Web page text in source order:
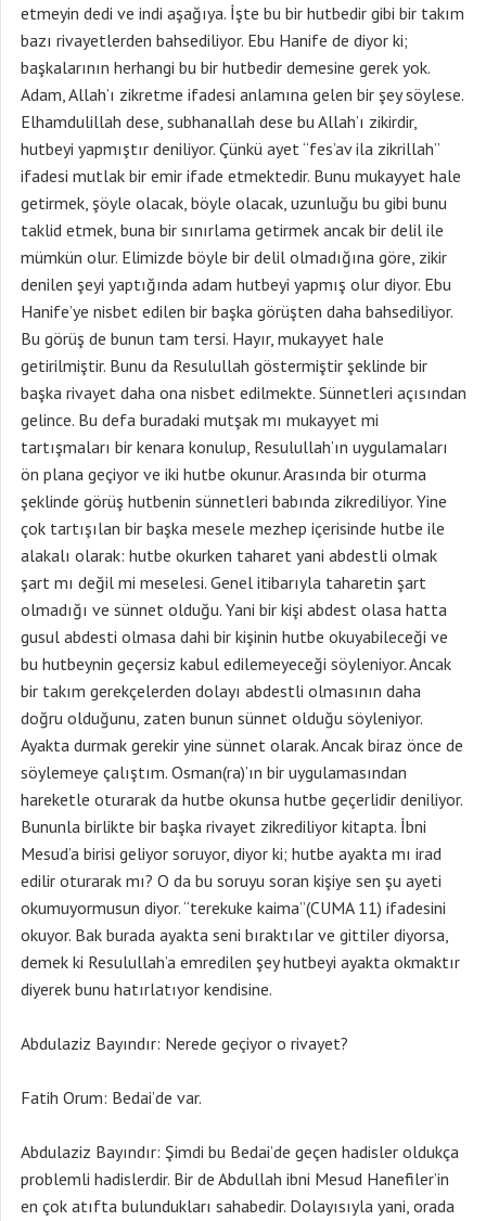
etmeyin dedi ve indi aşağıya. İşte bu bir hutbedir gibi bir takım
bazı rivayetlerden bahsediliyor. Ebu Hanife de diyor ki;
başkalarının herhangi bu bir hutbedir demesine gerek yok.
Adam, Allah’ı zikretme ifadesi anlamına gelen bir şey söylese.
Elhamdulillah dese, subhanallah dese bu Allah’ı zikirdir,
hutbeyi yapmıştır deniliyor. Çünkü ayet “fes’av ila zikrillah”
ifadesi mutlak bir emir ifade etmektedir. Bunu mukayyet hale
getirmek, şöyle olacak, böyle olacak, uzunluğu bu gibi bunu
taklid etmek, buna bir sınırlama getirmek ancak bir delil ile
mümkün olur. Elimizde böyle bir delil olmadığına göre, zikir
denilen şeyi yaptığında adam hutbeyi yapmış olur diyor. Ebu
Hanife’ye nisbet edilen bir başka görüşten daha bahsediliyor.
Bu görüş de bunun tam tersi. Hayır, mukayyet hale
getirilmiştir. Bunu da Resulullah göstermiştir şeklinde bir
başka rivayet daha ona nisbet edilmekte. Sünnetleri açısından
gelince. Bu defa buradaki mutşak mı mukayyet mi
tartışmaları bir kenara konulup, Resulullah’ın uygulamaları
ön plana geçiyor ve iki hutbe okunur. Arasında bir oturma
şeklinde görüş hutbenin sünnetleri babında zikrediliyor. Yine
çok tartışılan bir başka mesele mezhep içerisinde hutbe ile
alakalı olarak: hutbe okurken taharet yani abdestli olmak
şart mı değil mi meselesi. Genel itibarıyla taharetin şart
olmadığı ve sünnet olduğu. Yani bir kişi abdest olasa hatta
gusul abdesti olmasa dahi bir kişinin hutbe okuyabileceği ve
bu hutbeynin geçersiz kabul edilemeyeceği söyleniyor. Ancak
bir takım gerekçelerden dolayı abdestli olmasının daha
doğru olduğunu, zaten bunun sünnet olduğu söyleniyor.
Ayakta durmak gerekir yine sünnet olarak. Ancak biraz önce de
söylemeye çalıştım. Osman(ra)’ın bir uygulamasından
hareketle oturarak da hutbe okunsa hutbe geçerlidir deniliyor.
Bununla birlikte bir başka rivayet zikrediliyor kitapta. İbni
Mesud’a birisi geliyor soruyor, diyor ki; hutbe ayakta mı irad
edilir oturarak mı? O da bu soruyu soran kişiye sen şu ayeti
okumuyormusun diyor. “terekuke kaima”(CUMA 11) ifadesini
okuyor. Bak burada ayakta seni bıraktılar ve gittiler diyorsa,
demek ki Resulullah’a emredilen şey hutbeyi ayakta okmaktır
diyerek bunu hatırlatıyor kendisine.
Abdulaziz Bayındır: Nerede geçiyor o rivayet?
Fatih Orum: Bedai’de var.
Abdulaziz Bayındır: Şimdi bu Bedai’de geçen hadisler oldukça
problemli hadislerdir. Bir de Abdullah ibni Mesud Hanefiler’in
en çok atıfta bulundukları sahabedir. Dolayısıyla yani, orada